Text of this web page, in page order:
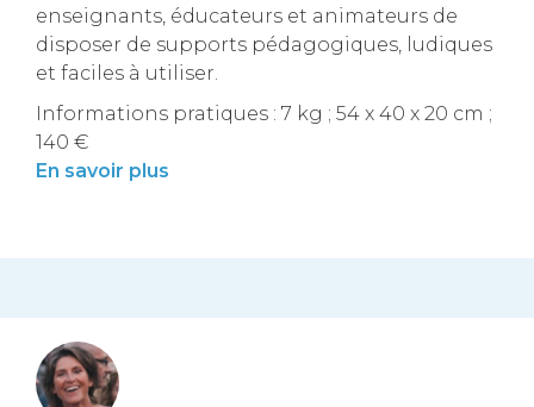
enseignants, éducateurs et animateurs de
disposer de supports pédagogiques, ludiques
et faciles à utiliser.
Informations pratiques : 7 kg ; 54 x 40 x 20 cm ;
140 €
En savoir plus